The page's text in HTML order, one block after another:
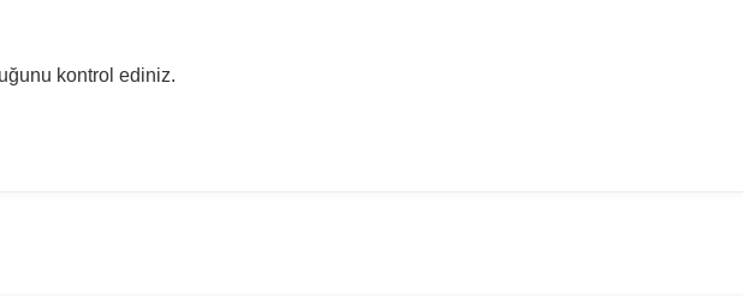
kontrol ediniz.